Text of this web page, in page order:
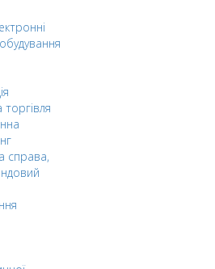
справа,